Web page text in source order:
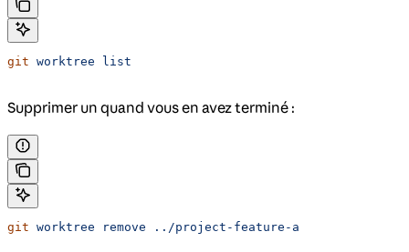
git worktree list
Supprimer un quand vous en avez terminé :
git worktree remove ../project-feature-a